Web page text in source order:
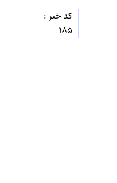
کد خبر :
185